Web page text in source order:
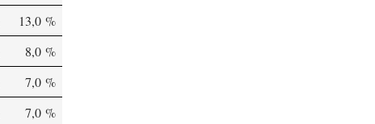
13,0 %
8,0 %
7,0 %
7,0 %